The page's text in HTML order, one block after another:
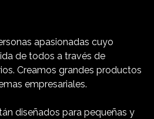
a mejorar la producción
apasionadas cuyo
de todos a través de
Creamos grandes productos
empresariales.
diseñados para pequeñas y